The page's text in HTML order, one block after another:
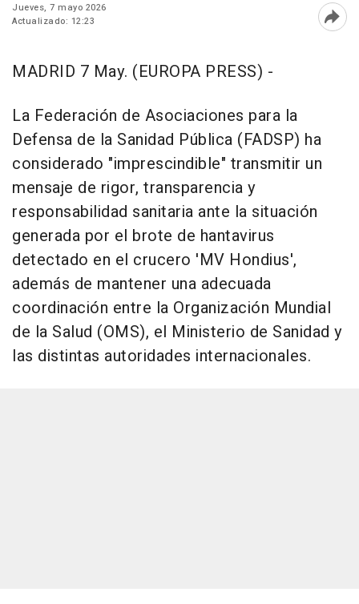
Jueves, 7 mayo 2026
Actualizado: 12:23
MADRID 7 May. (EUROPA PRESS) -
La Federación de Asociaciones para la
Defensa de la Sanidad Pública (FADSP) ha
considerado "imprescindible" transmitir un
mensaje de rigor, transparencia y
responsabilidad sanitaria ante la situación
generada por el brote de hantavirus
detectado en el crucero 'MV Hondius',
además de mantener una adecuada
coordinación entre la Organización Mundial
de la Salud (OMS), el Ministerio de Sanidad y
las distintas autoridades internacionales.